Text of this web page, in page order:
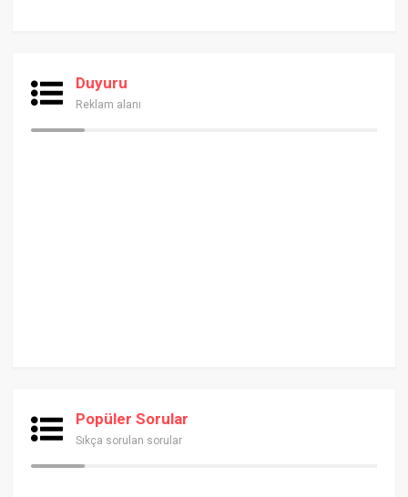
Duyuru
Reklam alanı
Popüler Sorular
Sıkça sorulan sorular